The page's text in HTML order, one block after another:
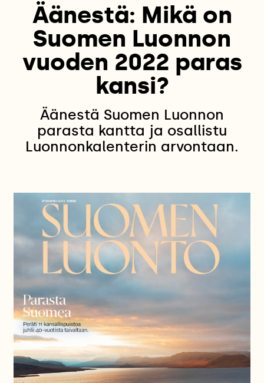
Äänestä: Mikä on
Suomen Luonnon
vuoden 2022 paras
kansi?
Äänestä Suomen Luonnon
parasta kantta ja osallistu
Luonnonkalenterin arvontaan.